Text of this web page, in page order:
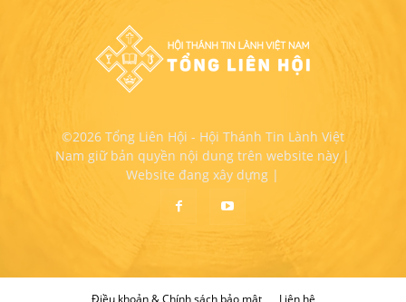
©2026 Tổng Liên Hội - Hội Thánh Tin Lành Việt
Nam giữ bản quyền nội dung trên website này |
Website đang xây dựng |
Điều khoản & Chính sách bảo mật Liên hệ